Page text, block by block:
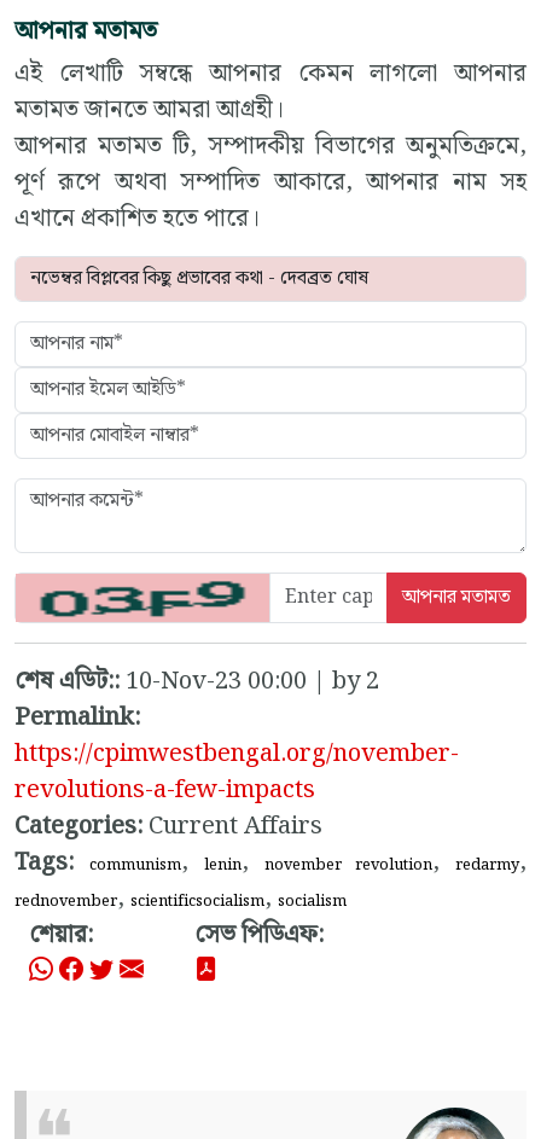
আপনার মতামত
এই লেখাটি সম্বন্ধে আপনার কেমন লাগলো আপনার
মতামত জানতে আমরা আগ্রহী।
আপনার মতামত টি, সম্পাদকীয় বিভাগের অনুমতিক্রমে,
পূর্ণ রূপে অথবা সম্পাদিত আকারে, আপনার নাম সহ
এখানে প্রকাশিত হতে পারে।
শেষ এডিট::10-Nov-23 00:00 | by 2
Permalink:
https://cpimwestbengal.org/november-
revolutions-a-few-impacts
Categories:Current Affairs
Tags:
communism, lenin, november revolution, redarmy,
rednovember, scientificsocialism, socialism
শেয়ার: সেভ পিডিএফ: